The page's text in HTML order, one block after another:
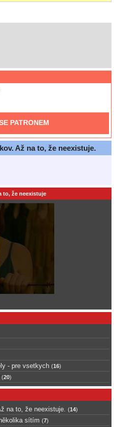
PATRONEM
Až na to, že neexistuje.
to, že neexistuje
- pre vsetkych (16)
(20)
na to, že neexistuje. (14)
sítím (7)